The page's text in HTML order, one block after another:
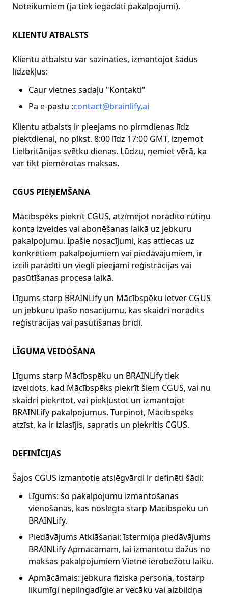
Noteikumiem (ja tiek iegādāti pakalpojumi).
KLIENTU ATBALSTS
Klientu atbalstu var sazināties, izmantojot šādus
līdzekļus:
Caur vietnes sadaļu "Kontakti"
Pa e-pastu :contact@brainlify.ai
Klientu atbalsts ir pieejams no pirmdienas līdz
piektdienai, no plkst. 8:00 līdz 17:00 GMT, izņemot
Lielbritānijas svētku dienas. Lūdzu, ņemiet vērā, ka
var tikt piemērotas maksas.
CGUS PIEŅEMŠANA
Mācībspēks piekrīt CGUS, atzīmējot norādīto rūtiņu
konta izveides vai abonēšanas laikā uz jebkuru
pakalpojumu. Īpašie nosacījumi, kas attiecas uz
konkrētiem pakalpojumiem vai piedāvājumiem, ir
izcili parādīti un viegli pieejami reģistrācijas vai
pasūtīšanas procesa laikā.
Līgums starp BRAINLify un Mācībspēku ietver CGUS
un jebkuru īpašo nosacījumu, kas skaidri norādīts
reģistrācijas vai pasūtīšanas brīdī.
LĪGUMA VEIDOŠANA
Līgums starp Mācībspēku un BRAINLify tiek
izveidots, kad Mācībspēks piekrīt šiem CGUS, vai nu
skaidri piekrītot, vai piekļūstot un izmantojot
BRAINLify pakalpojumus. Turpinot, Mācībspēks
atzīst, ka ir izlasījis, sapratis un piekritis CGUS.
DEFINĪCIJAS
Šajos CGUS izmantotie atslēgvārdi ir definēti šādi:
Līgums: šo pakalpojumu izmantošanas
vienošanās, kas noslēgta starp Mācībspēku un
BRAINLify.
Piedāvājums Atklāšanai: īstermiņa piedāvājums
BRAINLify Apmācāmam, lai izmantotu dažus no
maksas pakalpojumiem Vietnē ierobežotu laiku.
Apmācāmais: jebkura fiziska persona, tostarp
likumīgi nepilngadīgie ar vecāku vai aizbildņa